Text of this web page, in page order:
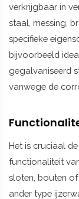
verkrijgbaar in
staal, messing,
specifieke
bijvoorbeeld
gegalvaniseerd
vanwege de
Het is cruciaal
functionaliteit
sloten, bouten of
ander type